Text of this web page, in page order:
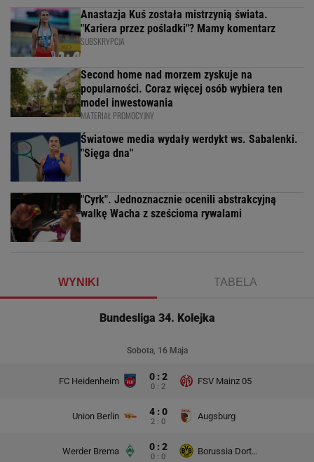
Anastazja Kuś została mistrzynią świata.
"Kariera przez pośladki"? Mamy komentarz
SUBSKRYPCJA
Second home nad morzem zyskuje na
popularności. Coraz więcej osób wybiera ten
model inwestowania
MATERIAŁ PROMOCYJNY
Światowe media wydały werdykt ws. Sabalenki.
"Sięga dna"
"Cyrk". Jednoznacznie ocenili abstrakcyjną
walkę Wacha z sześcioma rywalami
WYNIKI TABELA
Bundesliga 34. Kolejka
Sobota, 16 Maja
FC Heidenheim 0 : 2
0 : 2
FSV Mainz 05
Union Berlin 4 : 0
2 : 0
Augsburg
Werder Brema 0 : 2
0 : 0
Borussia Dortmund